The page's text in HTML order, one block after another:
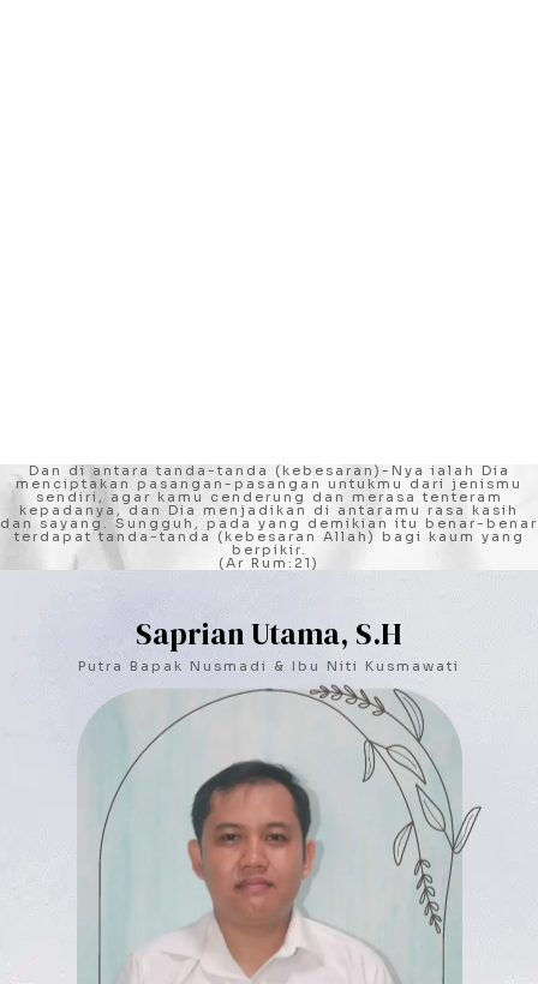
Dan di antara tanda-tanda (kebesaran)-Nya ialah Dia
menciptakan pasangan-pasangan untukmu dari jenismu
sendiri, agar kamu cenderung dan merasa tenteram
kepadanya, dan Dia menjadikan di antaramu rasa kasih
dan sayang. Sungguh, pada yang demikian itu benar-benar
terdapat tanda-tanda (kebesaran Allah) bagi kaum yang
berpikir.
(Ar Rum:21)
Saprian Utama, S.H
Putra Bapak Nusmadi & Ibu Niti Kusmawati